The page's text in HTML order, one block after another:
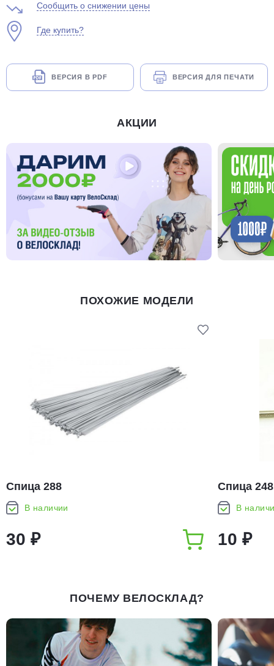
Сообщить о снижении цены
Где купить?
ВЕРСИЯ В PDF ВЕРСИЯ ДЛЯ ПЕЧАТИ
АКЦИИ
ПОХОЖИЕ МОДЕЛИ
Спица 288
В наличии
30 ₽
Спица 248
В
10 ₽
ПОЧЕМУ ВЕЛОСКЛАД?
раз в 2 недели